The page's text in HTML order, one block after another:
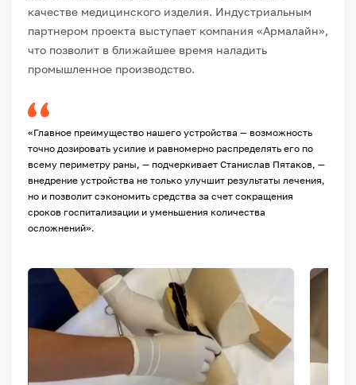
качестве медицинского изделия. Индустриальным
партнером проекта выступает компания «Армалайн»,
что позволит в ближайшее время наладить
промышленное производство.
«Главное преимущество нашего устройства — возможность
точно дозировать усилие и равномерно распределять его по
всему периметру раны, — подчеркивает Станислав Пятаков, —
внедрение устройства не только улучшит результаты лечения,
но и позволит сэкономить средства за счет сокращения
сроков госпитализации и уменьшения количества
осложнений».